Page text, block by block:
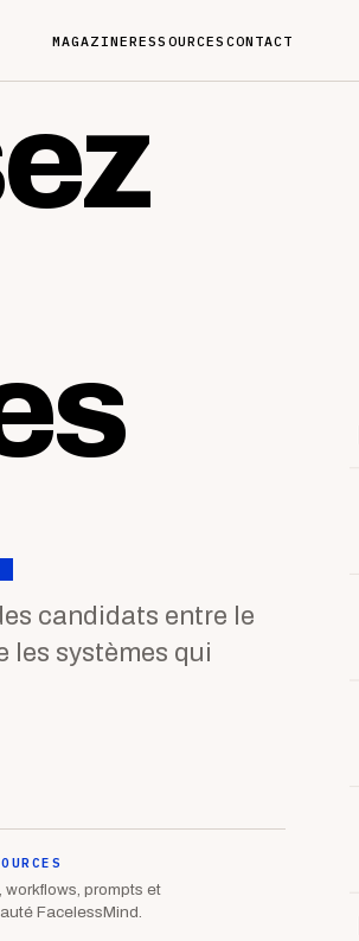
MAGAZINERESSOURCES CONTACT
candidats entre le
les systèmes qui
workflows, prompts et
FacelessMind.